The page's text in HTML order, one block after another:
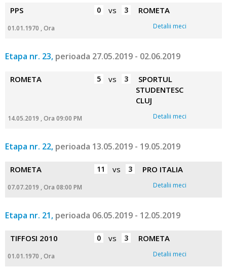
PPS 0 vs 3 ROMETA
01.01.1970 , Ora Detalii meci
Etapa nr. 23, perioada 27.05.2019 - 02.06.2019
ROMETA 5 vs 3
SPORTUL
STUDENTESC
CLUJ
14.05.2019 , Ora 09:00 PM Detalii meci
Etapa nr. 22, perioada 13.05.2019 - 19.05.2019
ROMETA 11 vs 3 PRO ITALIA
07.07.2019 , Ora 08:00 PM Detalii meci
Etapa nr. 21, perioada 06.05.2019 - 12.05.2019
TIFFOSI 2010 0 vs 3 ROMETA
01.01.1970 , Ora Detalii meci